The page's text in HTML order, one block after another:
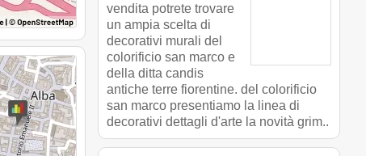
vendita potrete trovare
un ampia scelta di
decorativi murali del
colorificio san marco e
della ditta candis
antiche terre fiorentine. del colorificio
san marco presentiamo la linea di
decorativi dettagli d'arte la novità grim..